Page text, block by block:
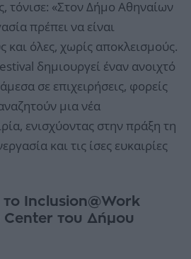
τόνισε: «Στον Δήμο Αθηναίων
πρέπει να είναι
όλες, χωρίς αποκλεισμούς.
δημιουργεί έναν ανοιχτό
σε επιχειρήσεις, φορείς
μια νέα
ενισχύοντας στην πράξη τη
και τις ίσες ευκαιρίες
το Inclusion@Work
Center του Δήμου